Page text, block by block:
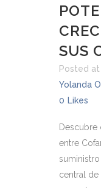
SUS
Posted at
Yolanda
0 Likes
Descubre
entre
central de